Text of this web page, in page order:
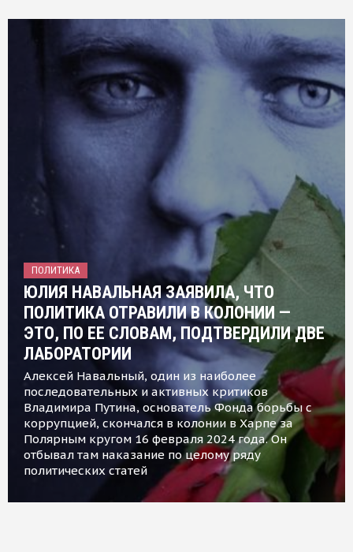
ПОЛИТИКА
ЮЛИЯ НАВАЛЬНАЯ ЗАЯВИЛА, ЧТО
ПОЛИТИКА ОТРАВИЛИ В КОЛОНИИ —
ЭТО, ПО ЕЕ СЛОВАМ, ПОДТВЕРДИЛИ ДВЕ
ЛАБОРАТОРИИ
Алексей Навальный, один из наиболее
последовательных и активных критиков
Владимира Путина, основатель Фонда борьбы с
коррупцией, скончался в колонии в Харпе за
Полярным кругом 16 февраля 2024 года. Он
отбывал там наказание по целому ряду
политических статей